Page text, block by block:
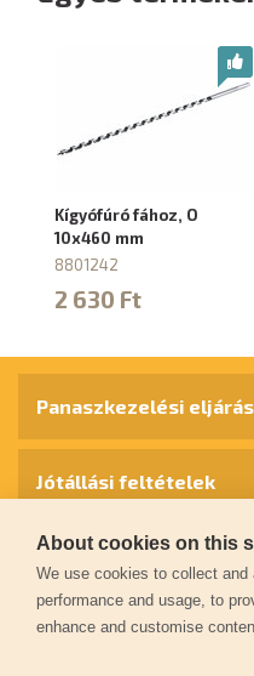
Kígyófúró fához, O
10x460 mm
8801242
2 630 Ft
Panaszkezelési eljárás
Jótállási feltételek
Személyes adatok
Kapcsolat
About cookies on this
We use cookies to collect
performance and usage, to
enhance and customise